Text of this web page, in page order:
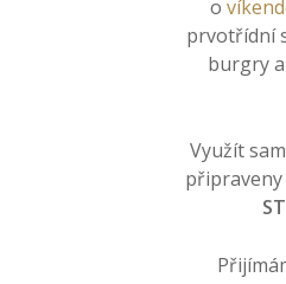
o
prvotřídní
burgry
Využít
připraveny